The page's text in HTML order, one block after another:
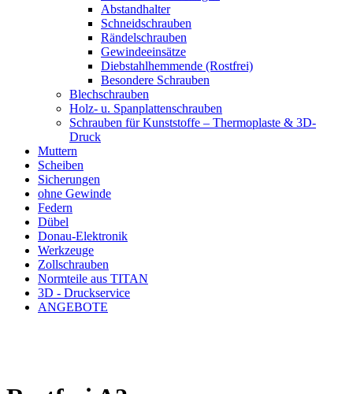
Abstandhalter
Schneidschrauben
Rändelschrauben
Gewindeeinsätze
Diebstahlhemmende (Rostfrei)
Besondere Schrauben
Blechschrauben
Holz- u. Spanplattenschrauben
Schrauben für Kunststoffe – Thermoplaste & 3D-
Druck
Muttern
Scheiben
Sicherungen
ohne Gewinde
Federn
Dübel
Donau-Elektronik
Werkzeuge
Zollschrauben
Normteile aus TITAN
3D - Druckservice
ANGEBOTE